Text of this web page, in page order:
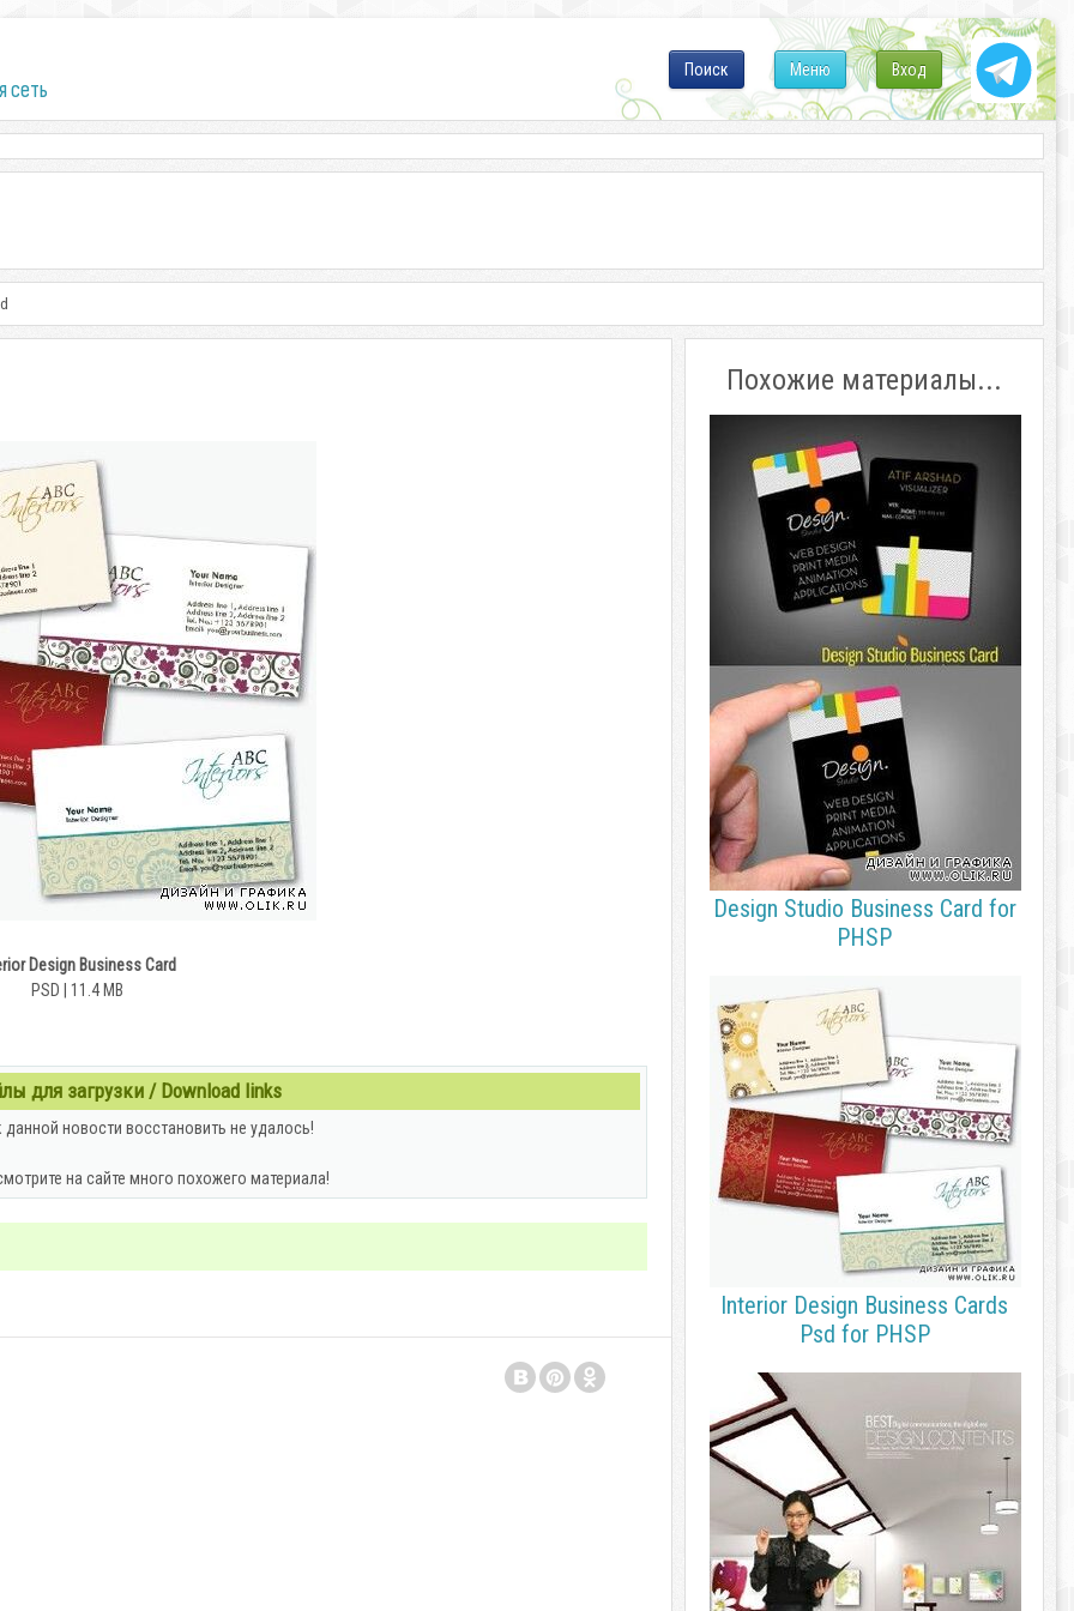
сеть
Вход
Меню
Поиск
Design Business Card
PSD | 11.4 MB
для загрузки / Download links
новости восстановить не удалось!
на сайте много похожего материала!
Похожие материалы...
Design Studio Business Card for
PHSP
Interior Design Business Cards
Psd for PHSP